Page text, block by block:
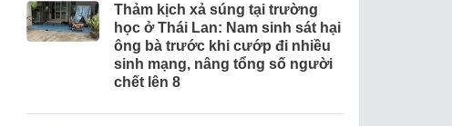
Thảm kịch xả súng tại trường
học ở Thái Lan: Nam sinh sát hại
ông bà trước khi cướp đi nhiều
sinh mạng, nâng tổng số người
chết lên 8